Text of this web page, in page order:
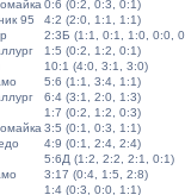
0:6 (0:2, 0:3, 0:1)
95
4:2 (2:0, 1:1, 1:1)
2:3Б (1:1, 0:1, 1:0, 0:0,
1:5 (0:2, 1:2, 0:1)
10:1 (4:0, 3:1, 3:0)
5:6 (1:1, 3:4, 1:1)
6:4 (3:1, 2:0, 1:3)
1:7 (0:2, 1:2, 0:3)
3:5 (0:1, 0:3, 1:1)
4:9 (0:1, 2:4, 2:4)
5:6Д (1:2, 2:2, 2:1, 0:1)
3:17 (0:4, 1:5, 2:8)
1:4 (0:3, 0:0, 1:1)